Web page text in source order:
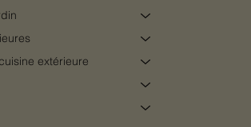
extérieure